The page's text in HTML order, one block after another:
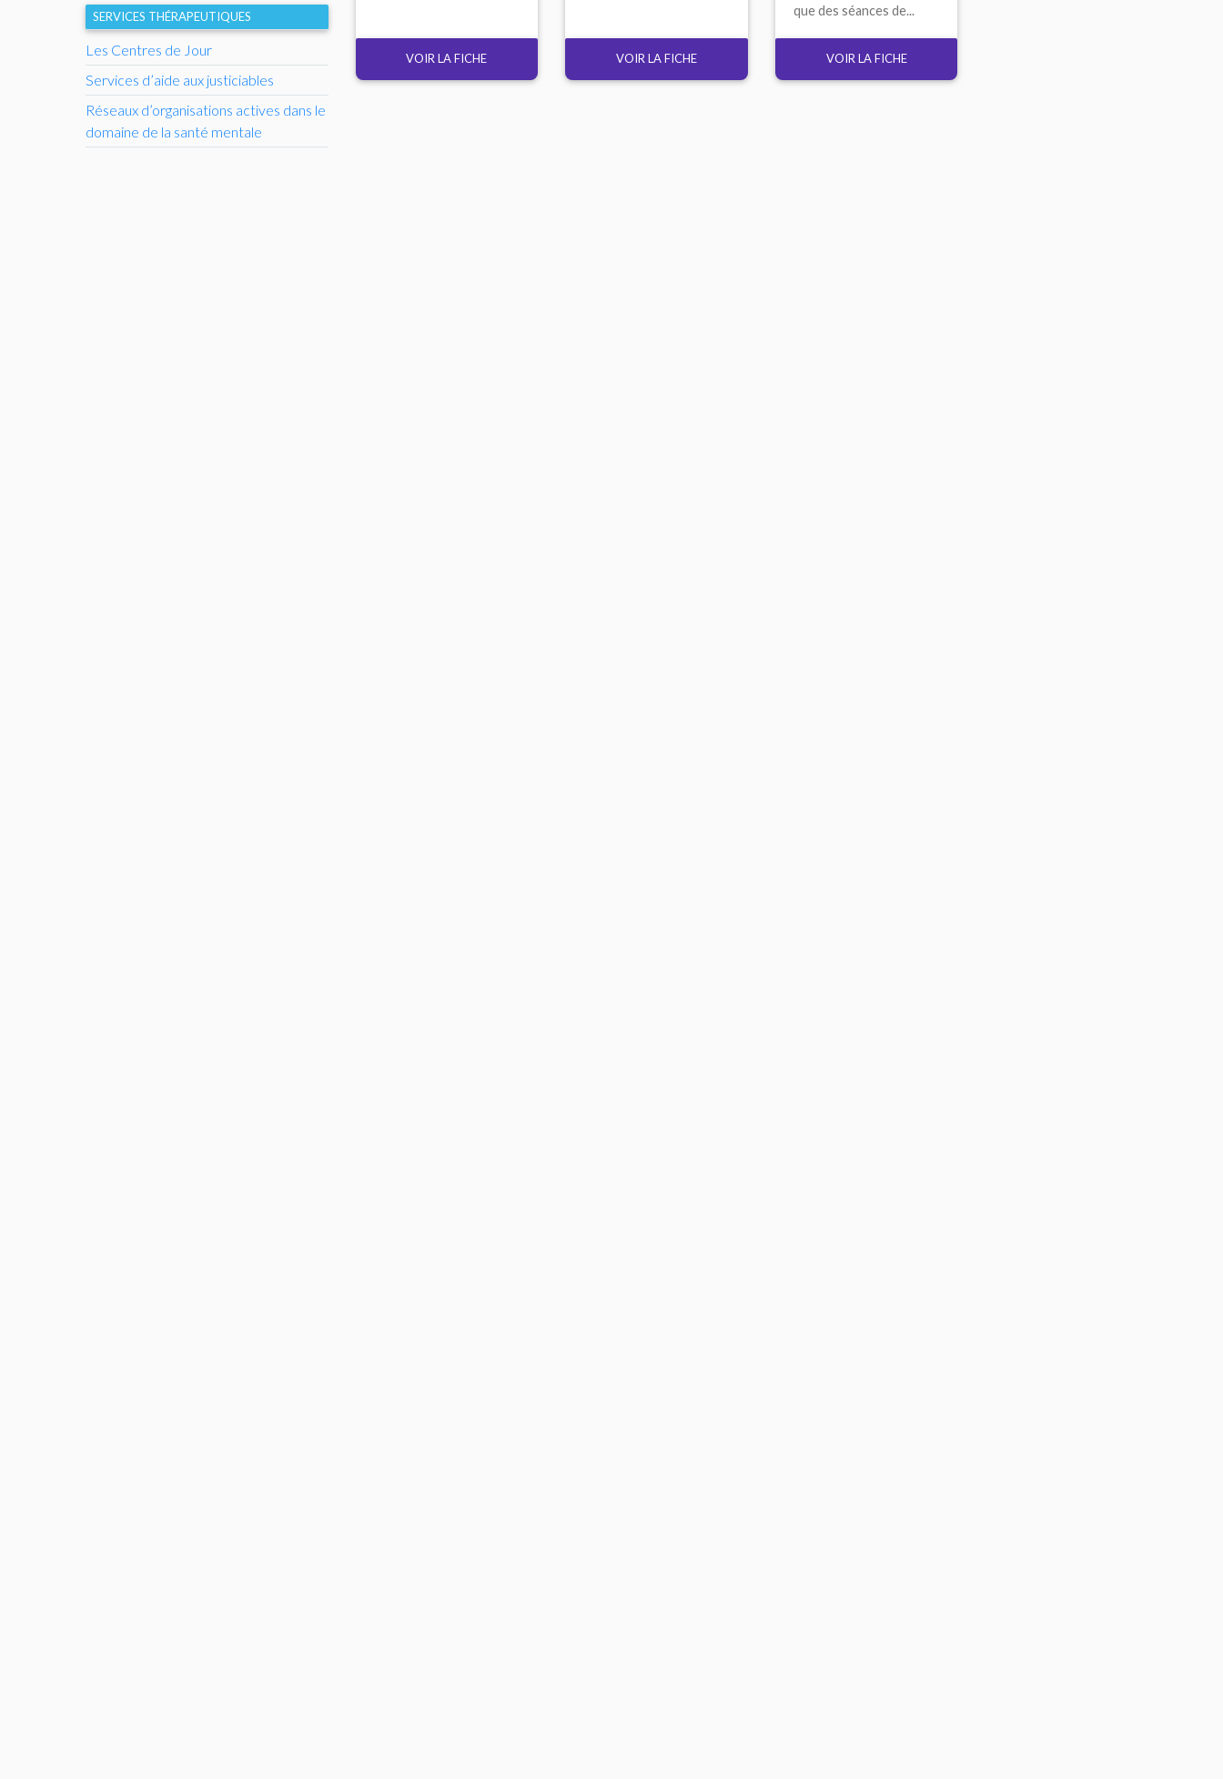
SERVICES THÉRAPEUTIQUES
Les Centres de Jour
Services d’aide aux justiciables
Réseaux d’organisations actives dans le
domaine de la santé mentale
VOIR LA FICHE VOIR LA FICHE
que des séances de...
VOIR LA FICHE